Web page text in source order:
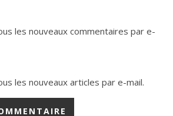
les nouveaux commentaires par e-
les nouveaux articles par e-mail.